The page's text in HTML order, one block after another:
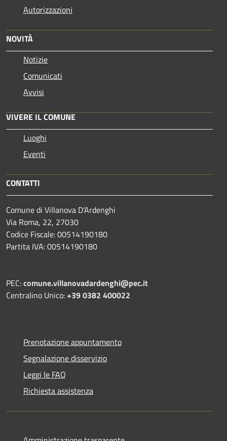
Autorizzazioni
NOVITÀ
Notizie
Comunicati
Avvisi
VIVERE IL COMUNE
Luoghi
Eventi
CONTATTI
Comune di Villanova D'Ardenghi
Via Roma, 22, 27030
Codice Fiscale: 00514190180
Partita IVA: 00514190180
PEC:comune.villanovadardenghi@pec.it
Centralino Unico:+39 0382 400022
Prenotazione appuntamento
Segnalazione disservizio
Leggi le FAQ
Richiesta assistenza